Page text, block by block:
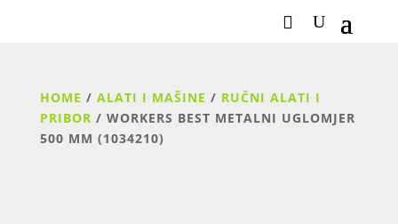
HOME / ALATI I MAŠINE / RUČNI ALATI I
PRIBOR / WORKERS BEST METALNI UGLOMJER
500 MM (1034210)